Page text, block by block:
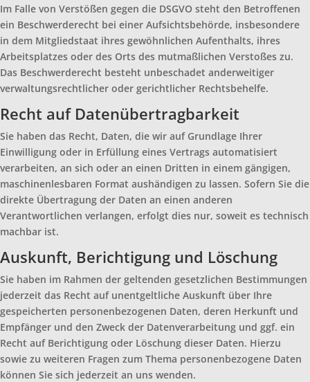
Im Falle von Verstößen gegen die DSGVO steht den Betroffenen
ein Beschwerderecht bei einer Aufsichtsbehörde, insbesondere
in dem Mitgliedstaat ihres gewöhnlichen Aufenthalts, ihres
Arbeitsplatzes oder des Orts des mutmaßlichen Verstoßes zu.
Das Beschwerderecht besteht unbeschadet anderweitiger
verwaltungsrechtlicher oder gerichtlicher Rechtsbehelfe.
Recht auf Daten­übertrag­barkeit
Sie haben das Recht, Daten, die wir auf Grundlage Ihrer
Einwilligung oder in Erfüllung eines Vertrags automatisiert
verarbeiten, an sich oder an einen Dritten in einem gängigen,
maschinenlesbaren Format aushändigen zu lassen. Sofern Sie die
direkte Übertragung der Daten an einen anderen
Verantwortlichen verlangen, erfolgt dies nur, soweit es technisch
machbar ist.
Auskunft, Berichtigung und Löschung
Sie haben im Rahmen der geltenden gesetzlichen Bestimmungen
jederzeit das Recht auf unentgeltliche Auskunft über Ihre
gespeicherten personenbezogenen Daten, deren Herkunft und
Empfänger und den Zweck der Datenverarbeitung und ggf. ein
Recht auf Berichtigung oder Löschung dieser Daten. Hierzu
sowie zu weiteren Fragen zum Thema personenbezogene Daten
können Sie sich jederzeit an uns wenden.